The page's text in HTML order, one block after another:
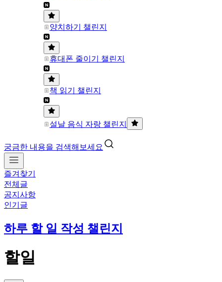
양치하기 챌린지
휴대폰 줄이기 챌린지
책 읽기 챌린지
설날 음식 자랑 챌린지
궁금한 내용을 검색해보세요
즐겨찾기
전체글
공지사항
인기글
하루 할 일 작성 챌린지
할일